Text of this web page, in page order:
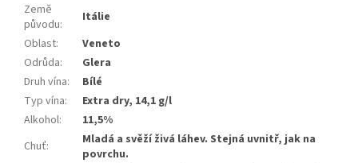
Země
původu:
Itálie
Oblast:
Veneto
Odrůda:
Glera
Druh vína:
Bílé
Typ vína:
Extra dry, 14,1 g/l
Alkohol:
11,5%
Chuť:
Mladá a svěží živá láhev. Stejná uvnitř, jak na
povrchu.